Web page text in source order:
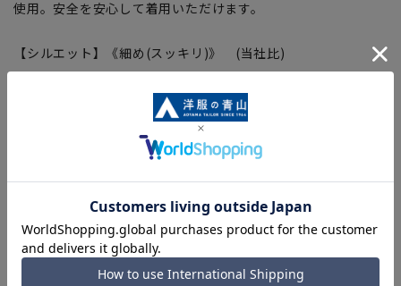
使用。安全を安心して着用いただけます。
【シルエット】《細め(スッキリ)》 (当社比)
【商品に関するご注意】
■ゆとり感には個人差があります。サイズ表を確認の上、ご購
入の目安としてご利用ください。
■ブラウザやお使いのモニター環境、室内外等の撮影時の環境
下での光加減により、実際の商品と掲載画像の色味が異なる場
合がございます。
■生地や仕様・デザインにより、着用感や実際のサイズ表に若
干の誤差が生じる場合がございます。予めご了承ください。
■店舗や各モールサイトと商品在庫を共有しております関係